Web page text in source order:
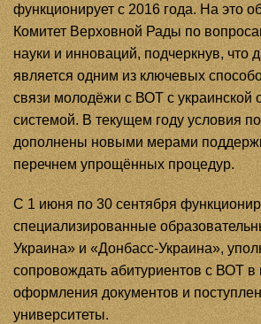
функционирует с 2016 года. На это
Комитет Верховной Рады по
науки и инноваций, подчеркнув, что
является одним из ключевых
связи молодёжи с ВОТ с украинской
системой. В текущем году условия
дополнены новыми мерами
перечнем упрощённых процедур.
С 1 июня по 30 сентября
специализированные
Украина» и «Донбасс-Украина»,
сопровождать абитуриентов с ВОТ в
оформления документов и
университеты.